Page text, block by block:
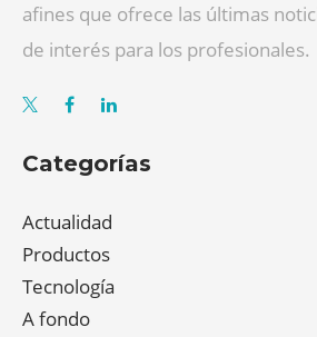
afines que ofrece las últimas
de interés para los profesionales.
Categorías
Actualidad
Productos
Tecnología
A fondo